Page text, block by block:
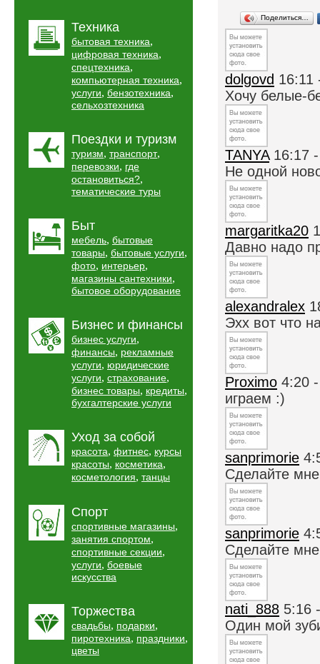
Техника
бытовая техника,
цифровая техника,
спецтехника,
компьютерная техника,
услуги, бензотехника,
сельхозтехника
Поездки и туризм
туризм, транспорт,
перевозки, где
остановиться?,
тематические туры
Быт
мебель, бытовые
товары, бытовые услуги,
фото, интерьер,
магазины сантехники,
бытовое оборудование
Бизнес и финансы
бизнес услуги,
финансы, рекламные
услуги, юридические
услуги, страхование,
бизнес товары, кредиты,
бухгалтерские услуги
Уход за собой
красота, фитнес, курсы
красоты, косметика,
косметология, танцы
Спорт
спортивные магазины,
занятия спортом,
спортивные секции,
услуги, боевые
искусства
Торжества
свадьбы, подарки,
пиротехника, праздники,
цветы
Поделиться…
dolgovd 16:11
Хочу белые-
TANYA 16:17
Не одной
margaritka20
Давно надо
alexandralex
Эхх вот что
Proximo 4:20
играем :)
sanprimorie
Сделайте
sanprimorie
Сделайте
nati_888 5:16
Один мой